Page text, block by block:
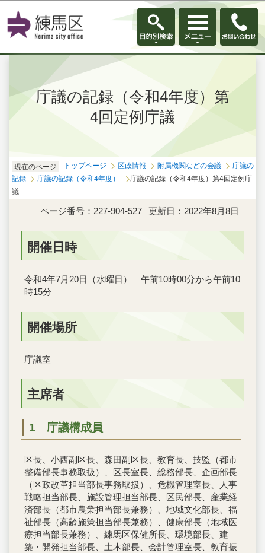
このページの本文へ移動
庁議の記録（令和4年度）第
4回定例庁議
現在のページ トップページ 区政情報 附属機関などの会議
庁議の
記録
庁議の記録（令和4年度）
庁議の記録（令和4年度）第4回定例庁
議
ページ番号：227-904-527 更新日：2022年8月8日
開催日時
令和4年7月20日（水曜日） 午前10時00分から午前10
時15分
開催場所
庁議室
主席者
1 庁議構成員
区長、小西副区長、森田副区長、教育長、技監（都市
整備部長事務取扱）、区長室長、総務部長、企画部長
（区政改革担当部長事務取扱）、危機管理室長、人事
戦略担当部長、施設管理担当部長、区民部長、産業経
済部長（都市農業担当部長兼務）、地域文化部長、福
祉部長（高齢施策担当部長兼務）、健康部長（地域医
療担当部長兼務）、練馬区保健所長、環境部長、建
築・開発担当部長、土木部長、会計管理室長、教育振